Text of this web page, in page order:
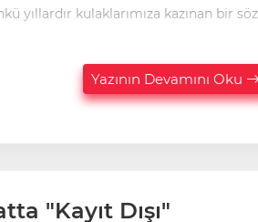
yıllardır kulaklarımıza kazınan bir
Yazının Devamını Oku
"Kayıt Dışı"